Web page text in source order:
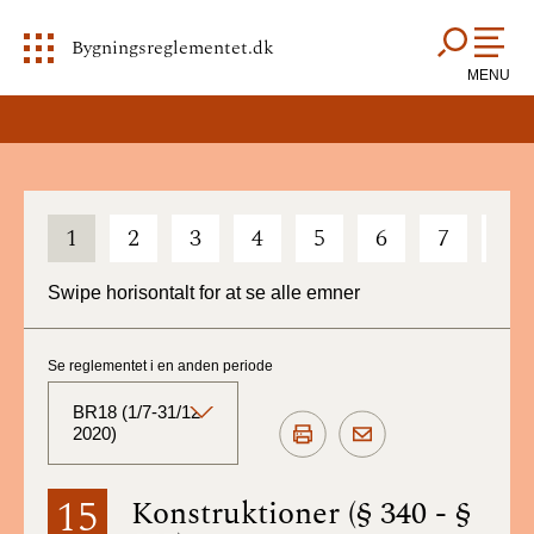
Bygningsreglementet.dk
MENU
1 2 3 4 5 6 7
Swipe horisontalt for at se alle emner
15 Konstruktioner (§ 340 - §
Se reglementet i en anden periode
BR18 (1/7-31/12
2020)
BR18 (Aktuelt)